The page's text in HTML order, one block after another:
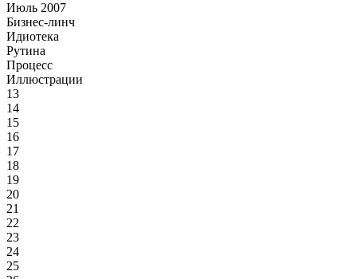
Июль 2007
Бизнес-линч
Идиотека
Рутина
Процесс
Иллюстрации
13
14
15
16
17
18
19
20
21
22
23
24
25